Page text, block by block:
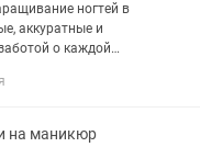
ногтей в
о каждой
✅ Укрепление
на маникюр